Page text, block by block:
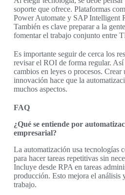
soporte que ofrece. Plataformas
Power Automate y SAP Intelligent
También es clave preparar a la
fomentar el trabajo conjunto entre
Es importante seguir de cerca los
revisar el ROI de forma regular. Así
cambios en leyes o procesos.
innovación hace que la
muchos aspectos.
FAQ
¿Qué se entiende por
empresarial?
La automatización usa tecnologías
para hacer tareas repetitivas sin
Incluye desde RPA en tareas
producción. Esto mejora el análisis
trabajo.